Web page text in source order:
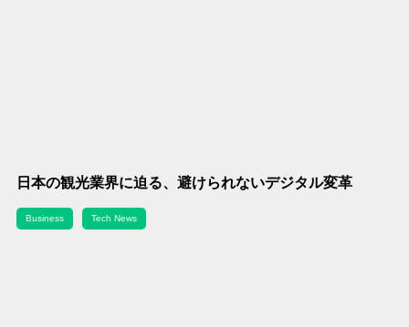
日本の観光業界に迫る、避けられないデジタル変革
Business Tech News